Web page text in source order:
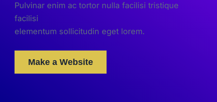
Pulvinar enim ac tortor nulla facilisi tristique
facilisi
elementum sollicitudin eget lorem.
Make a Website